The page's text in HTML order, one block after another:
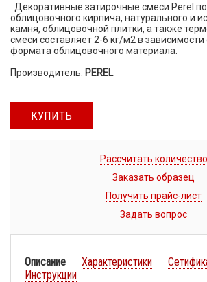
Декоративные затирочные смеси Perel
облицовочного кирпича, натурального и
камня, облицовочной плитки, а также
смеси составляет 2-6 кг/м2 в
формата облицовочного материала.
Производитель: PEREL
КУПИТЬ
Рассчитать количество
Заказать образец
Получить прайс-лист
Задать вопрос
Описание Характеристики
Инструкции